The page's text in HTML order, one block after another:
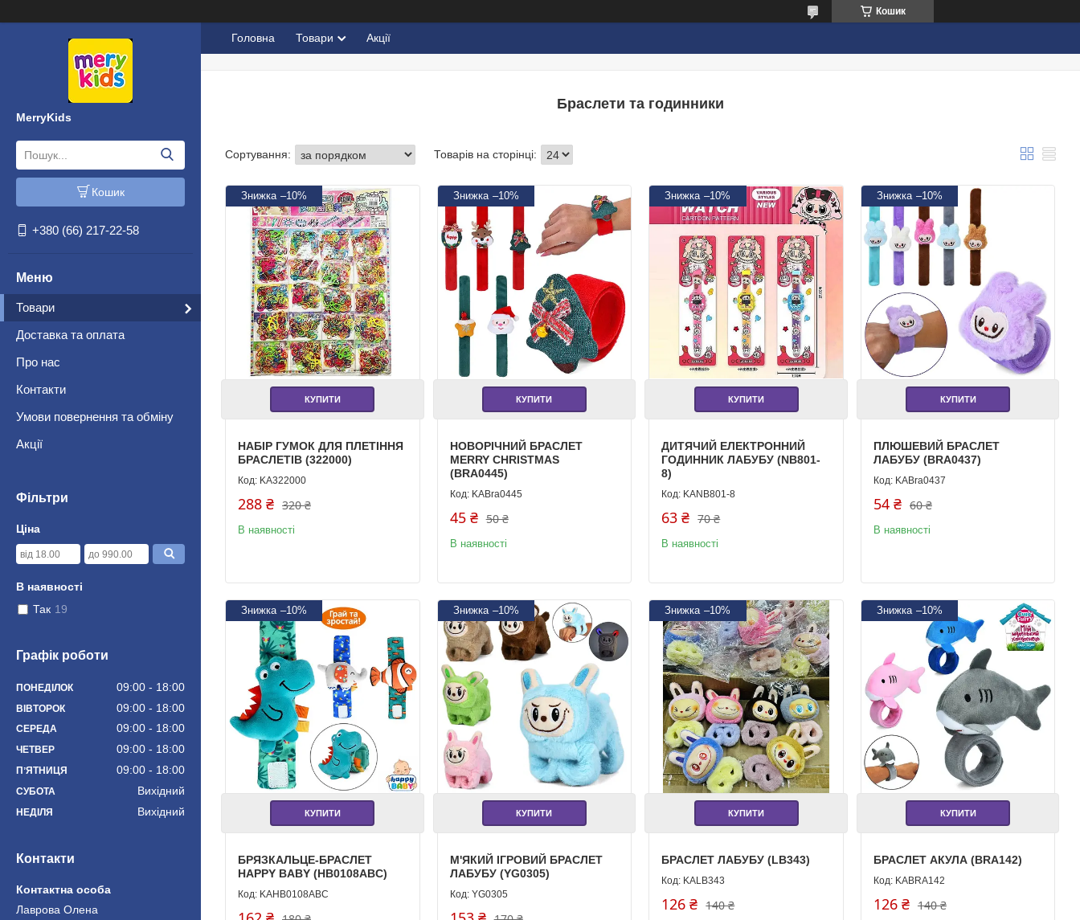
Кошик
MerryKids
Кошик
+380 (66) 217-22-58
Товари
Доставка та оплата
Про нас
Контакти
Умови повернення та обміну
Акції
Фільтри
Ціна
В наявності
Так 19
Графік роботи
ПОНЕДІЛОК 09:00 18:00
ВІВТОРОК 09:00 18:00
СЕРЕДА 09:00 18:00
ЧЕТВЕР 09:00 18:00
ПʼЯТНИЦЯ 09:00 18:00
СУБОТА Вихідний
НЕДІЛЯ Вихідний
Контакти
Лаврова Олена
Головна Товари Акції
Браслети та годинники
–10%
КУПИТИ
НАБІР ГУМОК ДЛЯ ПЛЕТІННЯ
БРАСЛЕТІВ (322000)
KA322000
320 ₴
288 ₴
В наявності
–10%
КУПИТИ
НОВОРІЧНИЙ БРАСЛЕТ
MERRY CHRISTMAS
(BRA0445)
KABra0445
50 ₴
45 ₴
В наявності
–10%
КУПИТИ
ДИТЯЧИЙ ЕЛЕКТРОННИЙ
ГОДИННИК ЛАБУБУ (NB801-
8)
KANB801-8
70 ₴
63 ₴
В наявності
–10%
КУПИТИ
ПЛЮШЕВИЙ БРАСЛЕТ
ЛАБУБУ (BRA0437)
KABra0437
60 ₴
54 ₴
В наявності
–10%
КУПИТИ
БРЯЗКАЛЬЦЕ-БРАСЛЕТ
HAPPY BABY (HB0108ABC)
KAHB0108ABC
–10%
КУПИТИ
М'ЯКИЙ ІГРОВИЙ БРАСЛЕТ
ЛАБУБУ (YG0305)
YG0305
–10%
КУПИТИ
БРАСЛЕТ ЛАБУБУ (LB343)
KALB343
140 ₴
126 ₴
–10%
КУПИТИ
БРАСЛЕТ АКУЛА (BRA142)
KABRA142
140 ₴
126 ₴